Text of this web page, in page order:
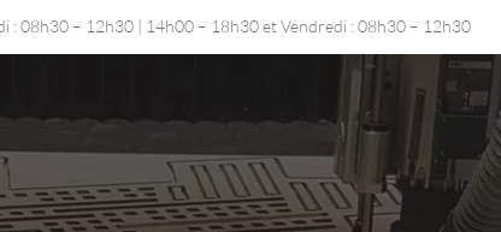
: 08h30 – 12h30 | 14h00 – 18h30 et Vendredi : 08h30 – 12h30